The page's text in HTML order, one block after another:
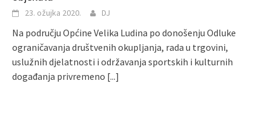
23. ožujka 2020. DJ
Na području Općine Velika Ludina po donošenju Odluke
ograničavanja društvenih okupljanja, rada u trgovini,
uslužnih djelatnosti i održavanja sportskih i kulturnih
događanja privremeno [...]